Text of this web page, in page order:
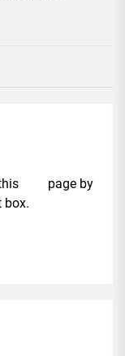
this page by
box.